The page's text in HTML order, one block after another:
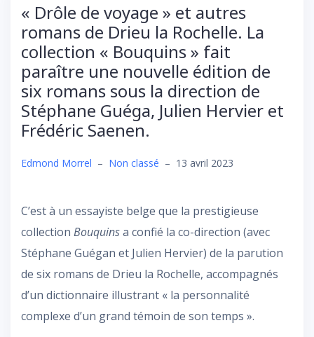
« Drôle de voyage » et autres
romans de Drieu la Rochelle. La
collection « Bouquins » fait
paraître une nouvelle édition de
six romans sous la direction de
Stéphane Guéga, Julien Hervier et
Frédéric Saenen.
Edmond Morrel – Non classé – 13 avril 2023
C’est à un essayiste belge que la prestigieuse
collection Bouquinsa confié la co-direction (avec
Stéphane Guégan et Julien Hervier) de la parution
de six romans de Drieu la Rochelle, accompagnés
d’un dictionnaire illustrant « la personnalité
complexe d’un grand témoin de son temps ».